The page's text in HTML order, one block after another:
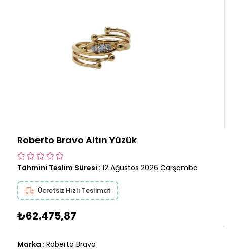
Roberto Bravo Altın Yüzük
Tahmini Teslim Süresi : 12 Ağustos 2026 Çarşamba
Ücretsiz Hızlı Teslimat
₺62.475,87
Marka : Roberto Bravo